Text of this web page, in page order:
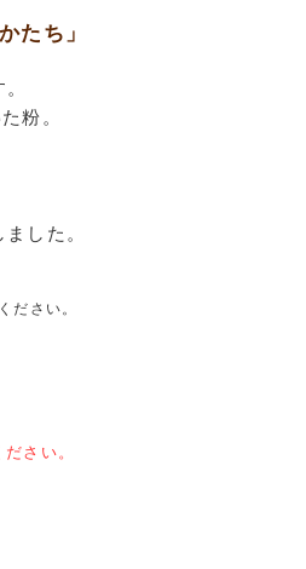
たち」
粉。
した。
ださい。
さい。